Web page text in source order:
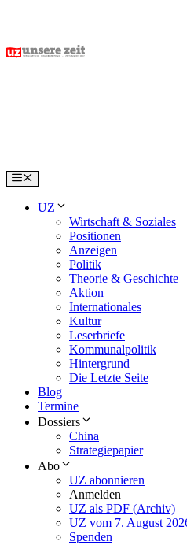
content
Menu
UZ
Wirtschaft & Soziales
Positionen
Anzeigen
Politik
Theorie & Geschichte
Aktion
Internationales
Kultur
Leserbriefe
Kommunalpolitik
Hintergrund
Die Letzte Seite
Blog
Termine
Dossiers
China
Strategiepapier
Abo
UZ abonnieren
Anmelden
UZ als PDF (Archiv)
UZ vom 7. August
Spenden